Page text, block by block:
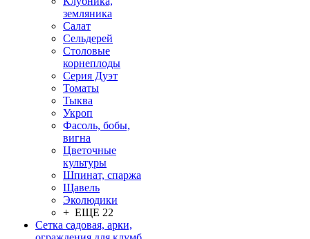
земляника
Салат
Сельдерей
Столовые
корнеплоды
Серия Дуэт
Томаты
Тыква
Укроп
Фасоль, бобы,
вигна
Цветочные
культуры
Шпинат, спаржа
Щавель
Эколюдики
+ ЕЩЕ 22
Сетка садовая, арки,